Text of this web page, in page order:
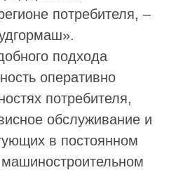
потребителя, –
подхода
оперативно
потребителя,
обслуживание и
в постоянном